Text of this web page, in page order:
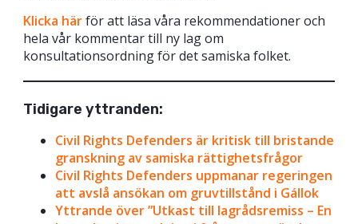
Klicka härför att läsa våra rekommendationer och
hela vår kommentar till ny lag om
konsultationsordning för det samiska folket.
Tidigare yttranden:
Civil Rights Defenders är kritisk till bristande
granskning av samiska rättighetsfrågor
Civil Rights Defenders uppmanar regeringen
att avslå ansökan om gruvtillstånd i Gállok
Yttrande över ”Utkast till lagrådsremiss – En